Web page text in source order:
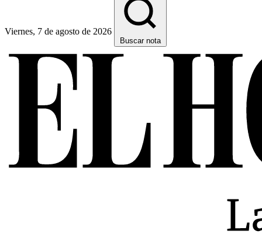
Viernes, 7 de agosto de 2026
Buscar nota